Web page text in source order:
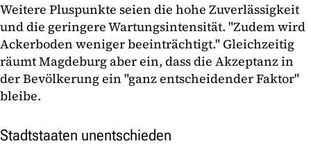
Weitere Pluspunkte seien die hohe Zuverlässigkeit
und die geringere Wartungsintensität. "Zudem wird
Ackerboden weniger beeinträchtigt." Gleichzeitig
räumt Magdeburg aber ein, dass die Akzeptanz in
der Bevölkerung ein "ganz entscheidender Faktor"
bleibe.
Stadtstaaten unentschieden